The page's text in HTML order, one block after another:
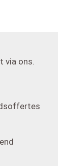
via ons.